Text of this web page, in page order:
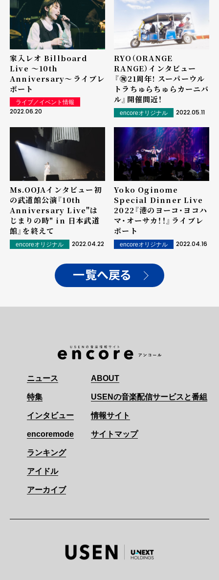
家入レオ Billboard
Live 〜10th
Anniversary〜――ライブレ
ポート
ライブ／イベント情報
2022.06.20
RYO（ORANGE
RANGE）インタビュー
――『㊗21周年! スーパーウル
トラちゅらちゅらカーニバ
ル』開催間近！
encoreオリジナル 2022.05.11
Ms.OOJAインタビュー――初
の武道館公演『10th
Anniversary Live"は
じまりの時" in 日本武道
館』を終えて
encoreオリジナル 2022.04.22
Yoko Oginome
Special Dinner Live
2022『港のヨーコ・ヨコハ
マ・オーサカ！！』――ライブレ
ポート
encoreオリジナル 2022.04.16
一覧へ戻る
ニュース
特集
インタビュー
encoremode
ランキング
アイドル
アーカイブ
ABOUT
USENの音楽配信サービスと番組
情報サイト
サイトマップ